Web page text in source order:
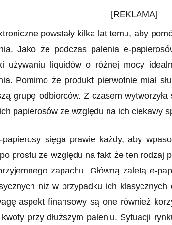
[REKLAMA]
powstały kilka lat temu, aby
Jako że podczas palenia e-
używaniu liquidów o różnej mocy
Pomimo że produkt pierwotnie miał
grupę odbiorców. Z czasem
papierosów ze względu na ich ciekawy
papierosy sięga prawie każdy, aby
prostu ze względu na fakt że ten rodzaj
zapachu. Główną zaletą e-
niż w przypadku ich
aspekt finansowy są one również
przy dłuższym paleniu. Sytuacji